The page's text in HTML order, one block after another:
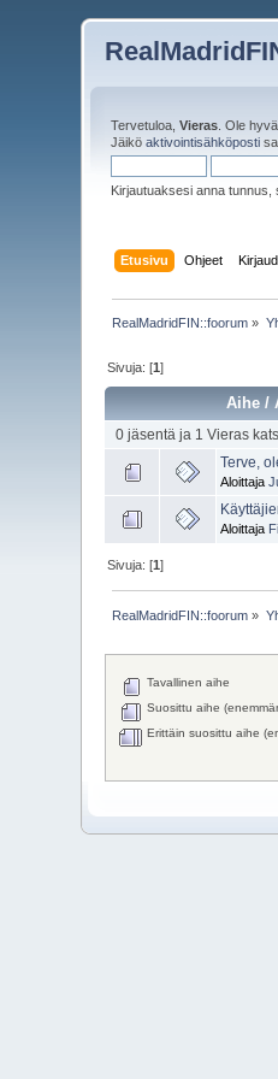
Tervetuloa,Vieras . Ole
Jäiköaktivointisähköposti
Kirjautuaksesi anna tunnus,
Etusivu Ohjeet
RealMadridFIN::foorum »
Sivuja: [1]
Aihe /
0 jäsentä ja 1 Vieras
Terve,
Aloittaja
Aloittaja
Sivuja: [1]
RealMadridFIN::foorum »
Tavallinen aihe
Suosittu aihe
Erittäin suosittu aihe